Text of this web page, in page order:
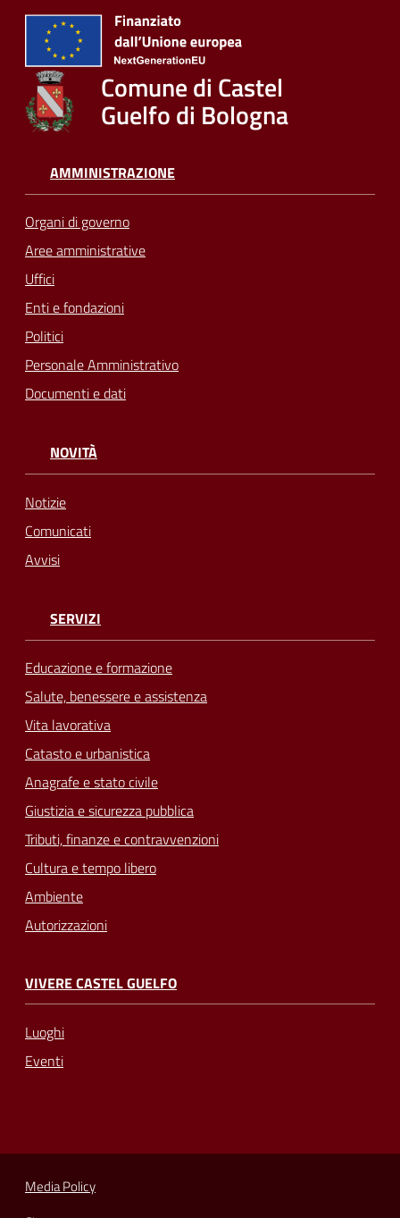
Comune di Castel
Guelfo di Bologna
AMMINISTRAZIONE
Organi di governo
Aree amministrative
Uffici
Enti e fondazioni
Politici
Personale Amministrativo
Documenti e dati
NOVITÀ
Notizie
Comunicati
Avvisi
SERVIZI
Educazione e formazione
Salute, benessere e assistenza
Vita lavorativa
Catasto e urbanistica
Anagrafe e stato civile
Giustizia e sicurezza pubblica
Tributi, finanze e contravvenzioni
Cultura e tempo libero
Ambiente
Autorizzazioni
VIVERE CASTEL GUELFO
Luoghi
Eventi
Media Policy